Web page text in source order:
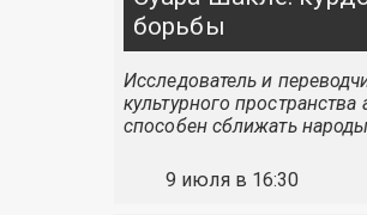
борьбы
Исследователь и
культурного
способен сближать
9 июля в 16:30